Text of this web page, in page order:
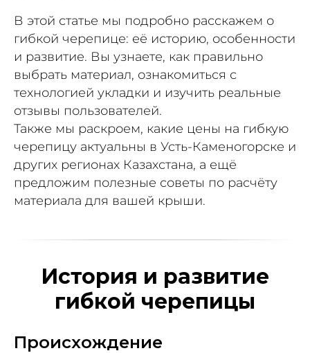
В этой статье мы подробно расскажем о
гибкой черепице: её историю, особенности
и развитие. Вы узнаете, как правильно
выбрать материал, ознакомиться с
технологией укладки и изучить реальные
отзывы пользователей.
Также мы раскроем, какие цены на гибкую
черепицу актуальны в Усть-Каменогорске и
других регионах Казахстана, а ещё
предложим полезные советы по расчёту
материала для вашей крыши.
История и развитие
гибкой черепицы
Происхождение